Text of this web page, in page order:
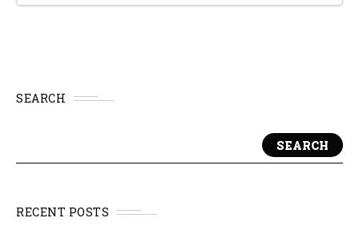
SEARCH
SEARCH
RECENT POSTS